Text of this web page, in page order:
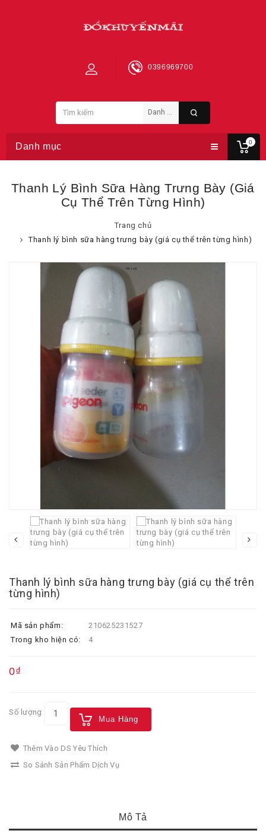
0
0396969700
Danh mục
Thanh Lý Bình Sữa Hàng Trưng Bày (giá
Cụ Thể Trên Từng Hình)
Trang chủ
Thanh lý bình sữa hàng trưng bày (giá cụ thể trên từng hình)
Thanh lý bình sữa hàng trưng bày (giá cụ thể trên
từng hình)
Mã sản phẩm:
210625231527
Trong kho hiện có:
4
0₫
Số lượng
Mua Hàng
Thêm Vào DS Yêu Thích
So Sánh Sản Phẩm Dịch Vụ
Mô Tả